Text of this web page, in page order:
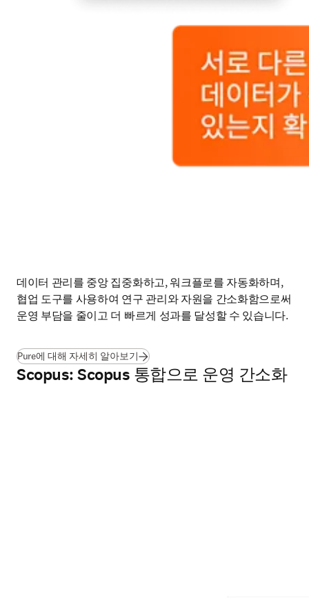
데이터 관리를 중앙 집중화하고, 워크플로를 자동화하며,
협업 도구를 사용하여 연구 관리와 자원을 간소화함으로써
운영 부담을 줄이고 더 빠르게 성과를 달성할 수 있습니다.
Pure에 대해 자세히 알아보기
Scopus: Scopus 통합으로 운영 간소화